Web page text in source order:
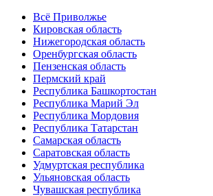
Всё Приволжье
Кировская область
Нижегородская область
Оренбургская область
Пензенская область
Пермский край
Республика Башкортостан
Республика Марий Эл
Республика Мордовия
Республика Татарстан
Самарская область
Саратовская область
Удмуртская республика
Ульяновская область
Чувашская республика